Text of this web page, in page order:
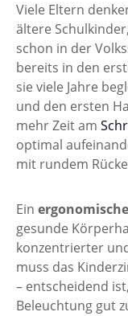
Viele Eltern
ältere
schon in der
bereits in den
sie viele Jahre
und den ersten
mehr Zeit am
optimal
mit rundem
Ein
gesunde
konzentrierter
muss das
– entscheidend
Beleuchtung gut